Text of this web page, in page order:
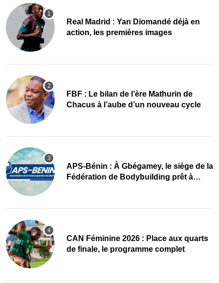
Real Madrid : Yan Diomandé déjà en
action, les premières images
FBF : Le bilan de l’ère Mathurin de
Chacus à l’aube d’un nouveau cycle
APS-Bénin : À Gbégamey, le siège de la
Fédération de Bodybuilding prêt à
CAN Féminine 2026 : Place aux quarts
de finale, le programme complet